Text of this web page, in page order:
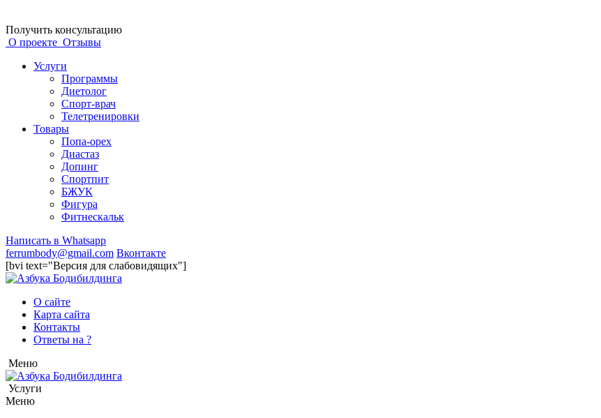
Получить консультацию
О проекте Отзывы
Услуги
Программы
Диетолог
Спорт-врач
Телетренировки
Товары
Попа-орех
Диастаз
Допинг
Спортпит
БЖУК
Фигура
Фитнескальк
Написать в Whatsapp
ferrumbody@gmail.com Вконтакте
[bvi text="Версия для слабовидящих"]
О сайте
Карта сайта
Контакты
Ответы на ?
Меню
Услуги
Меню